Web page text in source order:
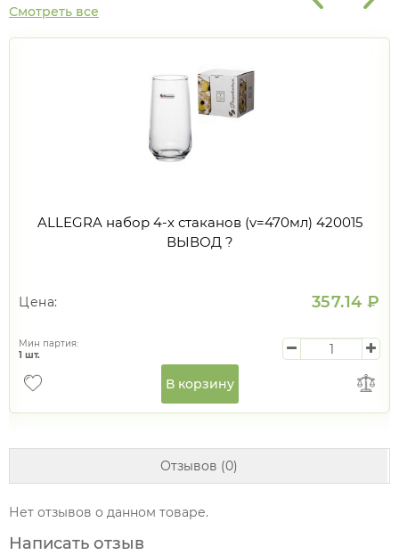
Смотреть все
ALLEGRA набор 4-х стаканов (v=470мл) 420015
ВЫВОД ?
Цена: 357.14 ₽
Мин партия:
1 шт.
В корзину
Отзывов (0)
Нет отзывов о данном товаре.
Написать отзыв